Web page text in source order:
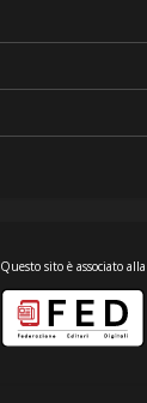
Questo sito è associato alla